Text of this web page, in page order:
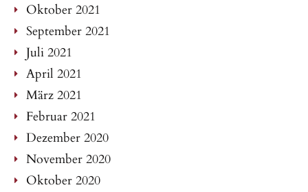
Oktober 2021
September 2021
Juli 2021
April 2021
März 2021
Februar 2021
Dezember 2020
November 2020
Oktober 2020